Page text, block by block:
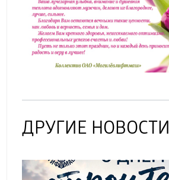
ДРУГИЕ НОВОСТИ